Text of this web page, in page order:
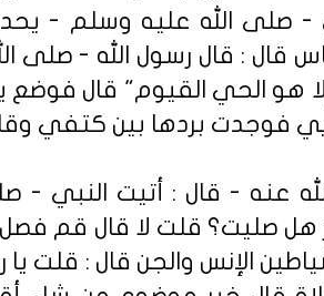
- صلى الله عليه وسلم -
قال : قال رسول الله - صلى
إلا هو الحي القيوم" قال
فوجدت بردها بين كتفي وقال
عنه - قال : أتيت النبي
هل صليت؟ قلت لا قال قم
الإنس والجن قال : قلت